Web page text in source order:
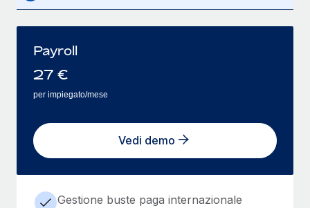
Payroll
27 €
per impiegato/mese
Vedi demo
Gestione buste paga internazionale